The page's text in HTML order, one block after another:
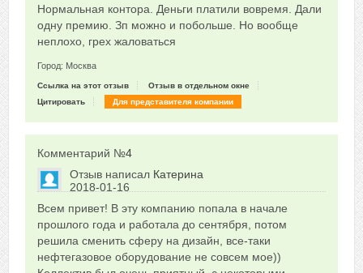
+1
Сказать друзьям об отзыве
Нормальная контора. Деньги платили вовремя. Дали
одну премию. Зп можно и побольше. Но вообще
неплохо, грех жаловаться
Город: Москва
Ссылка на этот отзыв
Отзыв в отдельном окне
Цитировать
Для представителя компании
Комментарий №4
Отзыв написал Катерина
2018-01-16
+4
Сказать друзьям об отзыве
Всем привет! В эту компанию попала в начале
прошлого года и работала до сентября, потом
решила сменить сферу на дизайн, все-таки
нефтегазовое оборудование не совсем мое))